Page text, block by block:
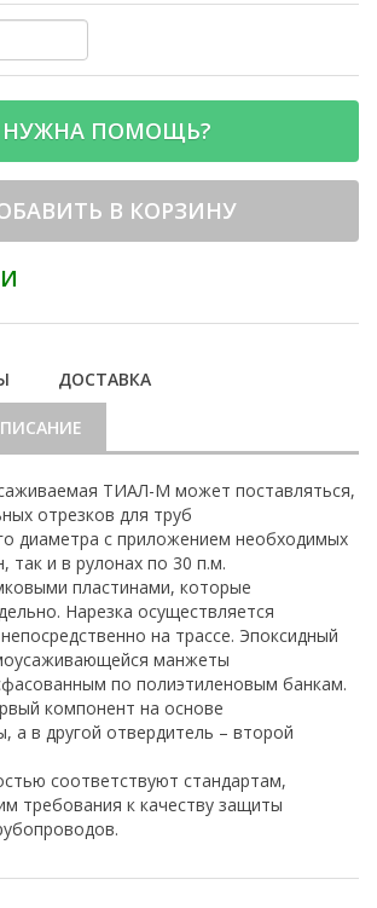
НУЖНА ПОМОЩЬ?
В КОРЗИНУ
ДОСТАВКА
ТИАЛ-М может поставляться,
отрезков для труб
диаметра с приложением необходимых
так и в рулонах по 30 п.м.
пластинами, которые
Нарезка осуществляется
на трассе. Эпоксидный
манжеты
по полиэтиленовым банкам.
компонент на основе
а в другой отвердитель – второй
соответствуют стандартам,
требования к качеству защиты